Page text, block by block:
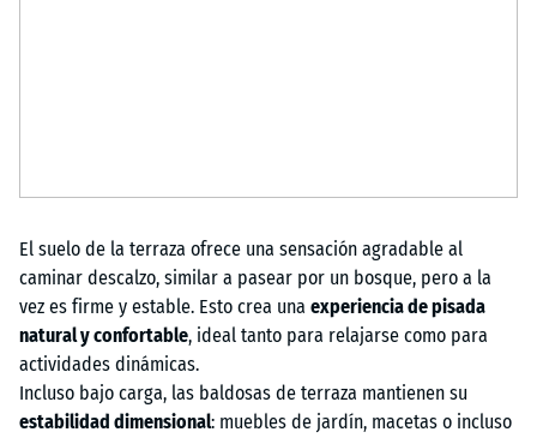
El suelo de la terraza ofrece una sensación agradable al
caminar descalzo, similar a pasear por un bosque, pero a la
vez es firme y estable. Esto crea una experiencia de pisada
natural y confortable, ideal tanto para relajarse como para
actividades dinámicas.
Incluso bajo carga, las baldosas de terraza mantienen su
estabilidad dimensional: muebles de jardín, macetas o incluso